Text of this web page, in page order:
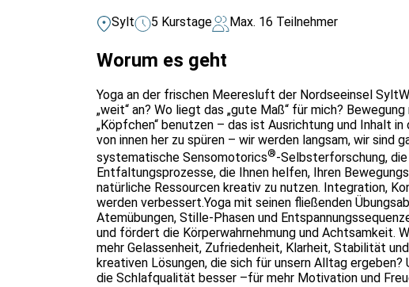
Sylt 5 Kurstage Max. 16 Teilnehmer
Worum es geht
Yoga an der frischen Meeresluft der Nordseeinsel
„weit“ an? Wo liegt das „gute Maß“ für mich?
„Köpfchen“ benutzen – das ist Ausrichtung und Inhalt
von innen her zu spüren – wir werden langsam, wir sind
systematische Sensomotorics®-Selbsterforschung,
Entfaltungsprozesse, die Ihnen helfen, Ihren
natürliche Ressourcen kreativ zu nutzen. Integration,
werden verbessert.Yoga mit seinen fließenden
Atemübungen, Stille-Phasen und
und fördert die Körperwahrnehmung und Achtsamkeit.
mehr Gelassenheit, Zufriedenheit, Klarheit, Stabilität
kreativen Lösungen, die sich für unsern Alltag
die Schlafqualität besser –für mehr Motivation und